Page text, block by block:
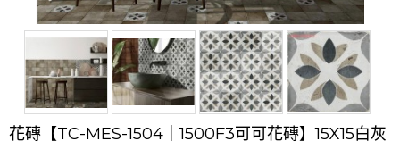
花磚【TC-MES-1504｜1500F3可可花磚】15X15白灰